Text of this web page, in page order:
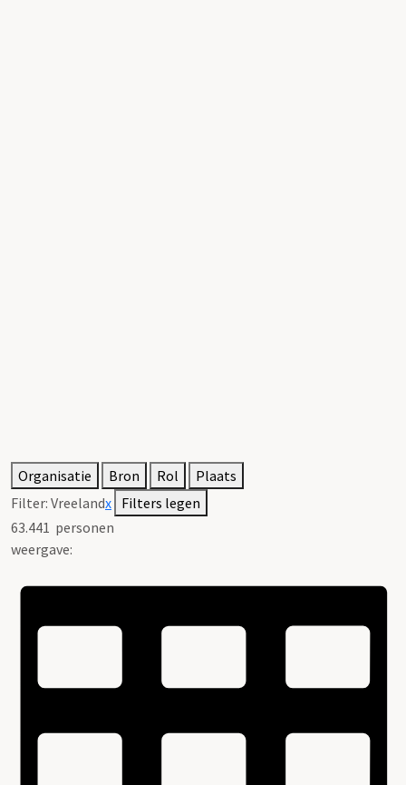
Organisatie Bron Rol
Plaats
Filter: Vreelandx Filters legen
63.441 personen
weergave: